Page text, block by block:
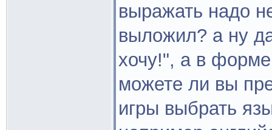
выражать надо
выложил? а ну
хочу!", а в форме
можете ли вы
игры выбрать